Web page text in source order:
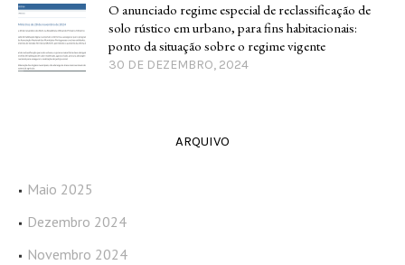
O anunciado regime especial de reclassificação de
solo rústico em urbano, para fins habitacionais:
ponto da situação sobre o regime vigente
30 DE DEZEMBRO, 2024
ARQUIVO
Maio 2025
Dezembro 2024
Novembro 2024